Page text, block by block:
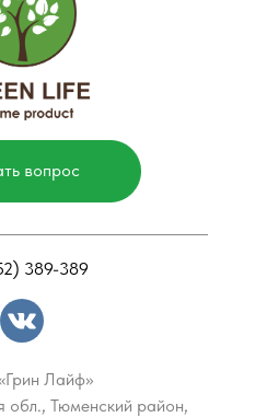
389-389
Лайф»
обл., Тюменский район,
вопрос